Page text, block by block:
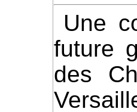
Une concertation publique concernant la
future
des